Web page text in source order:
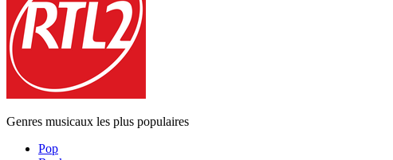
Genres musicaux les plus populaires
Pop